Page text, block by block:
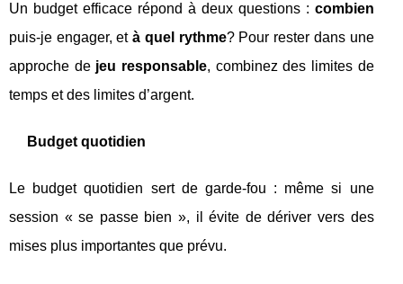
Un budget efficace répond à deux questions : combien
puis-je engager, età quel rythme? Pour rester dans une
approche de jeu responsable, combinez des limites de
temps et des limites d’argent.
Budget quotidien
Le budget quotidien sert de garde-fou : même si une
session « se passe bien », il évite de dériver vers des
mises plus importantes que prévu.